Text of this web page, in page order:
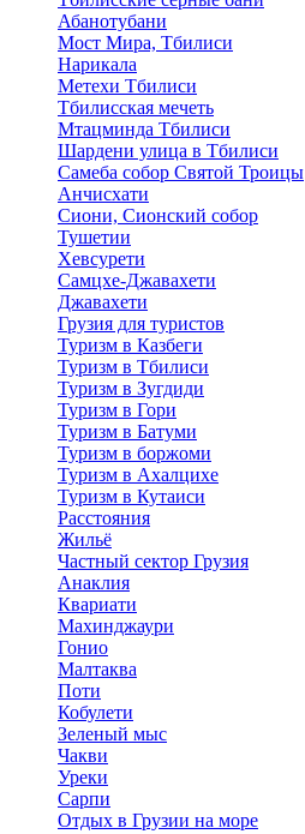
Абанотубани
Мост Мира, Тбилиси
Нарикала
Метехи Тбилиси
Тбилисская мечеть
Мтацминда Тбилиси
Шардени улица в Тбилиси
Самеба собор Святой Троицы
Анчисхати
Сиони, Сионский собор
Тушетии
Хевсурети
Самцхе-Джавахети
Джавахети
Грузия для туристов
Туризм в Казбеги
Туризм в Тбилиси
Туризм в Зугдиди
Туризм в Гори
Туризм в Батуми
Туризм в боржоми
Туризм в Ахалцихе
Туризм в Кутаиси
Расстояния
Жильё
Частный сектор Грузия
Анаклия
Квариати
Махинджаури
Гонио
Малтаква
Поти
Кобулети
Зеленый мыс
Чакви
Уреки
Сарпи
Отдых в Грузии на море